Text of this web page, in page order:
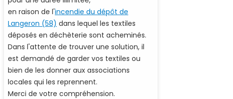
en raison de l'incendie du dépôt de
Langeron (58) dans lequel les textiles
déposés en déchèterie sont acheminés.
Dans l'attente de trouver une solution, il
est demandé de garder vos textiles ou
bien de les donner aux associations
locales qui les reprennent.
Merci de votre compréhension.